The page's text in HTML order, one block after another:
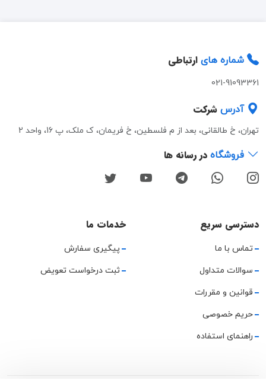
شماره های ارتباطی
021-91093361
آدرس شرکت
تهران، خ طالقانی، بعد از م فلسطین، خ فریمان، ک ملک، پ 16، واحد 2
فروشگاه در رسانه ها
دسترسی سریع
تماس با ما
سوالات متداول
قوانین و مقررات
حریم خصوصی
راهنمای استفاده
خدمات ما
پیگیری سفارش
ثبت درخواست تعویض